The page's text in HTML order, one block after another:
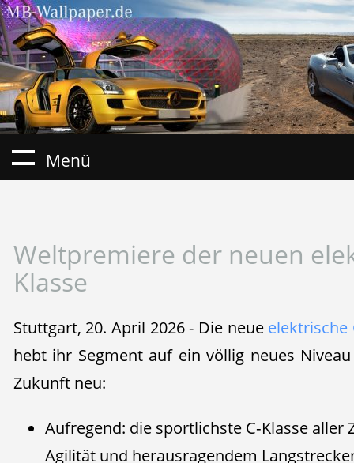
Menü
Weltpremiere der neuen
Klasse
Stuttgart, 20. April 2026 - Die neue elektrische
hebt ihr Segment auf ein völlig neues
Zukunft neu:
Aufregend: die sportlichste C‑Klasse
Agilität und herausragendem